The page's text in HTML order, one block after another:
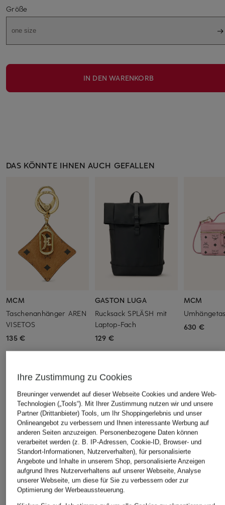
Größe
one size
IN DEN WARENKORB
DAS KÖNNTE IHNEN AUCH GEFALLEN
MCM
Taschenanhänger AREN
VISETOS
135 €
GASTON LUGA
Rucksack SPLÄSH mit
Laptop-Fach
129 €
MCM
630 €
ÄHNLICHE ARTIKEL ENTDECKEN
Ihre Zustimmung zu Cookies
Breuninger verwendet auf dieser Webseite Cookies und andere Web-
Technologien („Tools“). Mit Ihrer Zustimmung nutzen wir und unsere
Partner (Drittanbieter) Tools, um Ihr Shoppingerlebnis und unser
Onlineangebot zu verbessern und Ihnen interessante Werbung auf
anderen Seiten anzuzeigen. Personenbezogene Daten können
verarbeitet werden (z. B. IP-Adressen, Cookie-ID, Browser- und
Standort-Informationen, Nutzerverhalten), für personalisierte
Angebote und Inhalte in unserem Shop, personalisierte Anzeigen
aufgrund Ihres Nutzerverhaltens auf unserer Webseite, Analyse
unserer Webseite, um diese für Sie zu verbessern oder zur
Optimierung der Werbeaussteuerung.